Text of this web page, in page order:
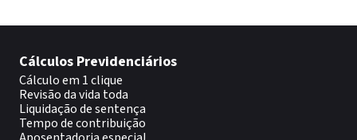
Cálculos Previdenciários
Cálculo em 1 clique
Revisão da vida toda
Liquidação de sentença
Tempo de contribuição